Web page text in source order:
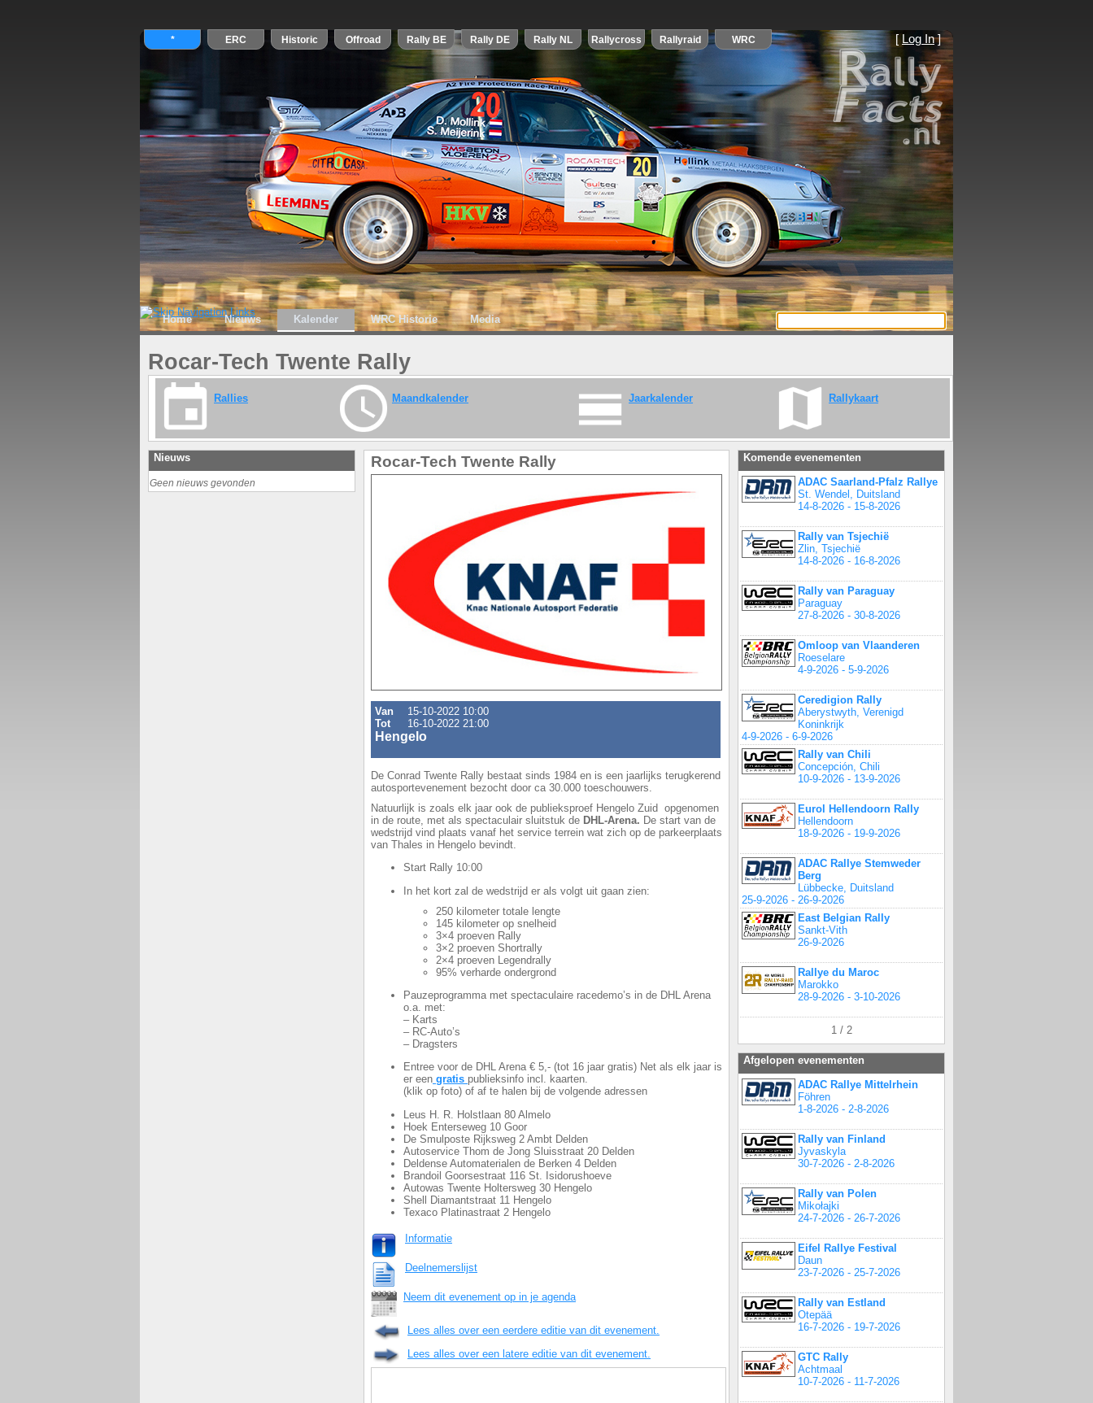
[ Log In]
Home Nieuws Kalender WRC Historie Media
Rocar-Tech Twente Rally
Rallies Maandkalender Jaarkalender Rallykaart
Nieuws
Geen nieuws gevonden
Rocar-Tech Twente Rally
Van
15-10-2022 10:00
Tot
16-10-2022 21:00
Hengelo
De Conrad Twente Rally bestaat sinds 1984 en is een jaarlijks terugkerend
autosportevenement bezocht door ca 30.000 toeschouwers.
Natuurlijk is zoals elk jaar ook de publieksproef Hengelo Zuid opgenomen
in de route, met als spectaculair sluitstuk de DHL-Arena. De start van de
wedstrijd vind plaats vanaf het service terrein wat zich op de parkeerplaats
van Thales in Hengelo bevindt.
Start Rally 10:00
In het kort zal de wedstrijd er als volgt uit gaan zien:
250 kilometer totale lengte
145 kilometer op snelheid
3×4 proeven Rally
3×2 proeven Shortrally
2×4 proeven Legendrally
95% verharde ondergrond
Pauzeprogramma met spectaculaire racedemo’s in de DHL Arena
o.a. met:
– Karts
– RC-Auto’s
– Dragsters
Entree voor de DHL Arena € 5,- (tot 16 jaar gratis) Net als elk jaar is
er een gratis publieksinfo incl. kaarten.
(klik op foto) of af te halen bij de volgende adressen
Leus H. R. Holstlaan 80 Almelo
Hoek Enterseweg 10 Goor
De Smulposte Rijksweg 2 Ambt Delden
Autoservice Thom de Jong Sluisstraat 20 Delden
Deldense Automaterialen de Berken 4 Delden
Brandoil Goorsestraat 116 St. Isidorushoeve
Autowas Twente Holtersweg 30 Hengelo
Shell Diamantstraat 11 Hengelo
Texaco Platinastraat 2 Hengelo
Informatie
Deelnemerslijst
Neem dit evenement op in je agenda
Lees alles over een eerdere editie van dit evenement.
Lees alles over een latere editie van dit evenement.
Komende evenementen
ADAC Saarland-Pfalz Rallye
St. Wendel, Duitsland
14-8-2026 - 15-8-2026
Rally van Tsjechië
Zlin, Tsjechië
14-8-2026 - 16-8-2026
Rally van Paraguay
Paraguay
27-8-2026 - 30-8-2026
Omloop van Vlaanderen
Roeselare
4-9-2026 - 5-9-2026
Ceredigion Rally
Aberystwyth, Verenigd
Koninkrijk
4-9-2026 - 6-9-2026
Rally van Chili
Concepción, Chili
10-9-2026 - 13-9-2026
Eurol Hellendoorn Rally
Hellendoorn
18-9-2026 - 19-9-2026
ADAC Rallye Stemweder
Berg
Lübbecke, Duitsland
25-9-2026 - 26-9-2026
East Belgian Rally
Sankt-Vith
26-9-2026
Rallye du Maroc
Marokko
28-9-2026 - 3-10-2026
1 / 2
Afgelopen evenementen
ADAC Rallye Mittelrhein
Föhren
1-8-2026 - 2-8-2026
Rally van Finland
Jyvaskyla
30-7-2026 - 2-8-2026
Rally van Polen
Mikołajki
24-7-2026 - 26-7-2026
Eifel Rallye Festival
Daun
23-7-2026 - 25-7-2026
Rally van Estland
Otepää
16-7-2026 - 19-7-2026
GTC Rally
Achtmaal
10-7-2026 - 11-7-2026